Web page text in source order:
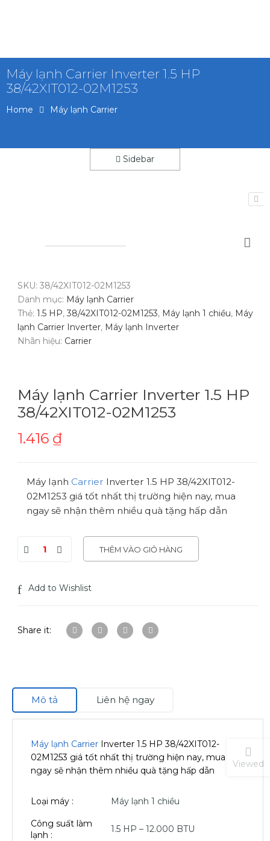
Máy lạnh Carrier Inverter 1.5 HP
38/42XIT012-02M1253
Home Máy lạnh Carrier
Sidebar
SKU:38/42XIT012-02M1253
Danh mục: Máy lạnh Carrier
Thẻ:1.5 HP,38/42XIT012-02M1253, Máy lạnh 1 chiều, Máy
lạnh Carrier Inverter, Máy lạnh Inverter
Nhãn hiệu: Carrier
Máy lạnh Carrier Inverter 1.5 HP
38/42XIT012-02M1253
1.416 ₫
Máy lạnh Carrier Inverter 1.5 HP 38/42XIT012-
02M1253 giá tốt nhất thị trường hiện nay, mua
ngay sẽ nhận thêm nhiều quà tặng hấp dẫn
THÊM VÀO GIỎ HÀNG
Add to Wishlist
Share it:
Mô tả Liên hệ ngay
Máy lạnh Carrier Inverter 1.5 HP 38/42XIT012-
02M1253 giá tốt nhất thị trường hiện nay, mua
ngay sẽ nhận thêm nhiều quà tặng hấp dẫn
Loại máy : Máy lạnh 1 chiều
Công suất làm
lạnh :
1.5 HP – 12.000 BTU
Viewed